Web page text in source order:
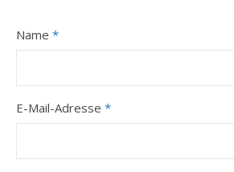
Name *
E-Mail-Adresse *